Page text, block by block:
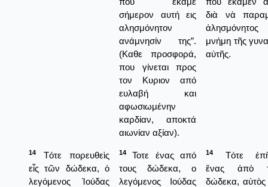
σήμερον αυτή εις
αλησμόνητον
ανάμνησίν της”.
(Καθε προσφορά,
που γίνεται προς
τον Κυριον από
ευλαβή και
αφωσιωμένην
καρδίαν, αποκτά
αιωνίαν αξίαν).
διὰ νὰ
μνήμη τῆς
αὐτῆς.
14
Τότε πορευθεὶς
εἷς τῶν δώδεκα, ὁ
λεγόμενος Ἰούδας
14
Τοτε ένας από
τους δώδεκα, ο
λεγόμενος Ιούδας
14
Τότε
ἕνας ἀπὸ
δώδεκα,